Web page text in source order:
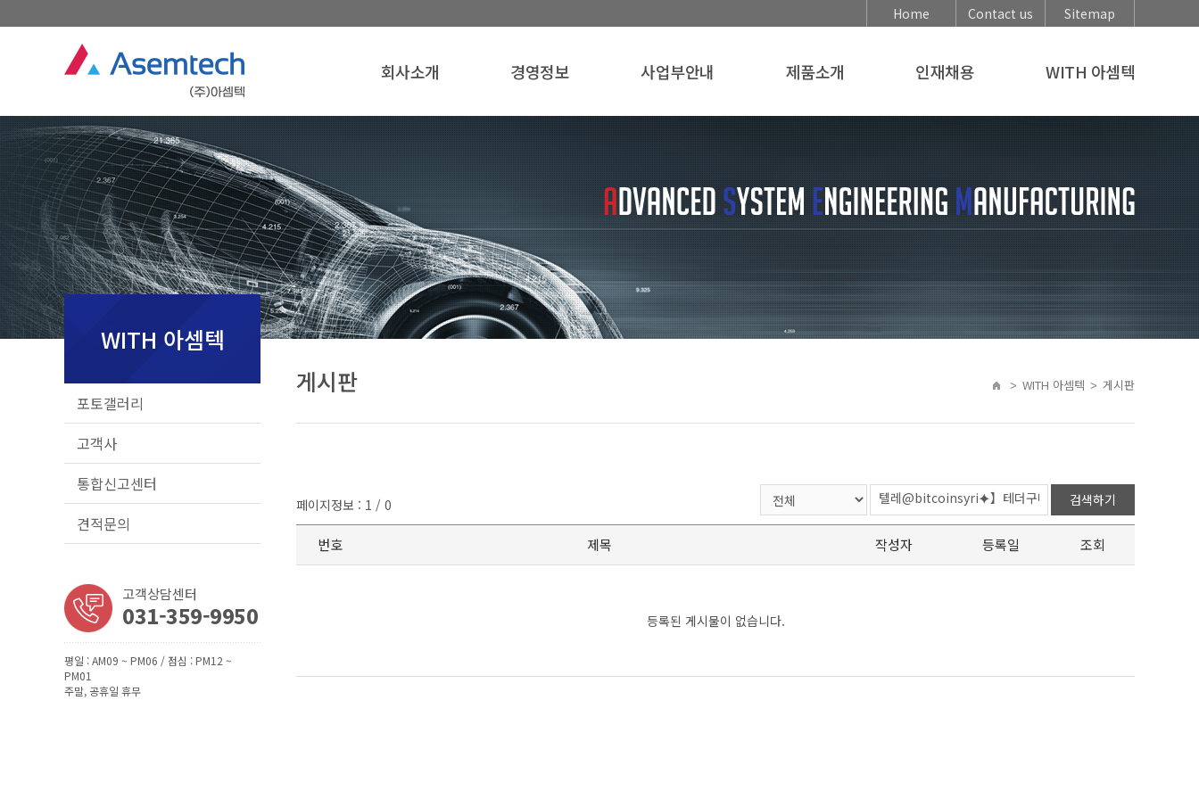
Home Contact us Sitemap
회사소개
연혁
조직도
찾아오시는 길
회사로고
경영정보
인증서
사업부안내 제품소개 인재채용 WITH 아셈텍
통합신고센터
WITH 아셈텍
포토갤러리
고객사
통합신고센터
견적문의
고객상담센터
031-359-9950
평일 : AM09 ~ PM06 / 점심 : PM12 ~
PM01
주말, 공휴일 휴무
게시판 > WITH 아셈텍 > 게시판
페이지정보 : 1 / 0 검색하기
번호 제목 작성자 등록일 조회
등록된 게시물이 없습니다.